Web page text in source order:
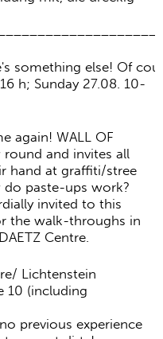
something else! Of
h; Sunday 27.08. 10-
again! WALL OF
and invites all
hand at graffiti/stree
do paste-ups work?
invited to this
the walk-throughs in
Centre.
Lichtenstein
10 (including
previous experience